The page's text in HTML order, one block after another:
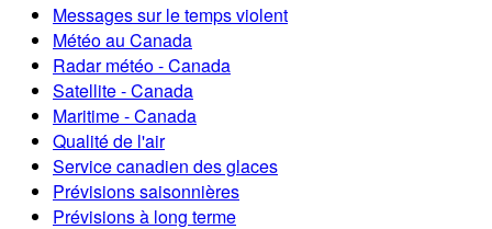
Messages sur le temps violent
Météo au Canada
Radar météo - Canada
Satellite - Canada
Maritime - Canada
Qualité de l'air
Service canadien des glaces
Prévisions saisonnières
Prévisions à long terme